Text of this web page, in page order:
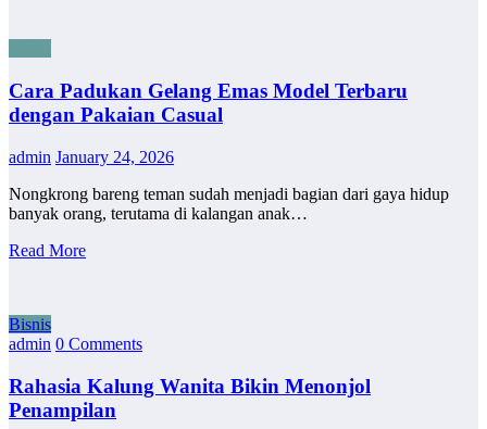
Cara Padukan Gelang Emas Model Terbaru
dengan Pakaian Casual
admin January 24, 2026
Nongkrong bareng teman sudah menjadi bagian dari gaya hidup
banyak orang, terutama di kalangan anak…
Read More
Bisnis
admin 0 Comments
Rahasia Kalung Wanita Bikin Menonjol
Penampilan